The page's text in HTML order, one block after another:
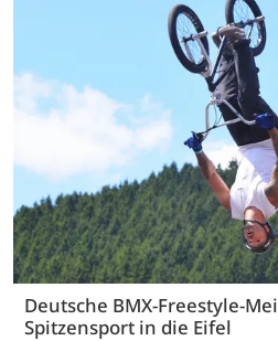
Deutsche BMX-Freestyle-
Spitzensport in die Eifel